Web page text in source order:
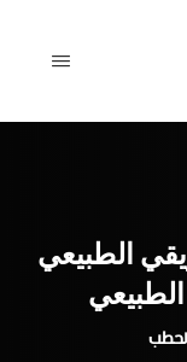
الطبيعي